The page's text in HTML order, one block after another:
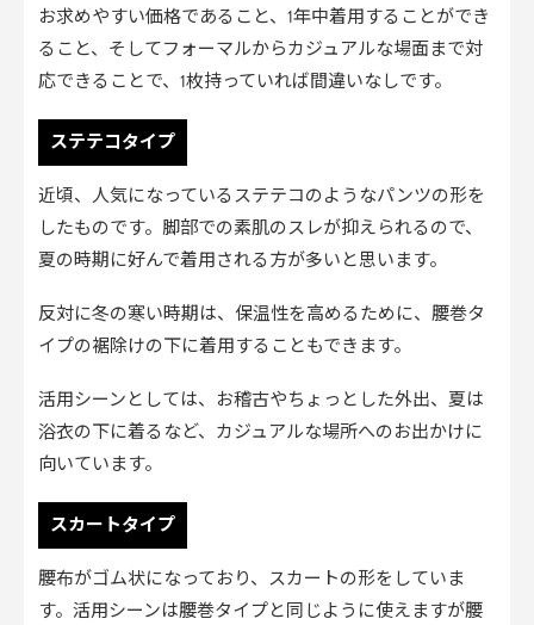
お求めやすい価格であること、1年中着用することができ
ること、そしてフォーマルからカジュアルな場面まで対
応できることで、1枚持っていれば間違いなしです。
ステテコタイプ
近頃、人気になっているステテコのようなパンツの形を
したものです。脚部での素肌のスレが抑えられるので、
夏の時期に好んで着用される方が多いと思います。
反対に冬の寒い時期は、保温性を高めるために、腰巻タ
イプの裾除けの下に着用することもできます。
活用シーンとしては、お稽古やちょっとした外出、夏は
浴衣の下に着るなど、カジュアルな場所へのお出かけに
向いています。
スカートタイプ
腰布がゴム状になっており、スカートの形をしていま
す。活用シーンは腰巻タイプと同じように使えますが腰